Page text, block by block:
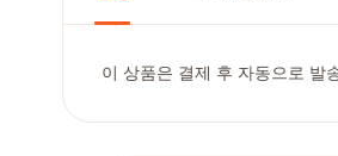
이 상품은 결제 후 자동으로 발